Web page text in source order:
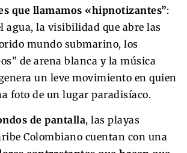
que llamamos «hipnotizantes”:
agua, la visibilidad que abre las
mundo submarino, los
de arena blanca y la música
un leve movimiento en quien
foto de un lugar paradisíaco.
de pantalla, las playas
Colombiano cuentan con una